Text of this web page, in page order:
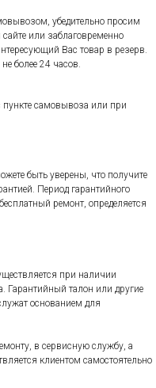
убедительно просим
или заблаговременно
Вас товар в резерв.
более 24 часов.
самовывоза или при
быть уверены, что получите
Период гарантийного
ремонт, определяется
при наличии
Гарантийный талон или другие
основанием для
в сервисную службу, а
клиентом самостоятельно